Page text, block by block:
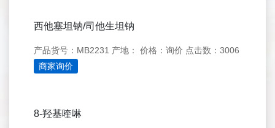
西他塞坦钠/司他生坦钠
产品货号：MB2231 产地： 价格：询价 点击数：3006
商家询价
8-羟基喹啉